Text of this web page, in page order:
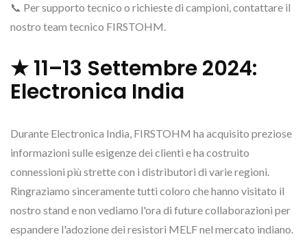
📞 Per supporto tecnico o richieste di campioni, contattare il
nostro team tecnico FIRSTOHM.
★ 11–13 Settembre 2024:
Electronica India
Durante Electronica India, FIRSTOHM ha acquisito preziose
informazioni sulle esigenze dei clienti e ha costruito
connessioni più strette con i distributori di varie regioni.
Ringraziamo sinceramente tutti coloro che hanno visitato il
nostro stand e non vediamo l'ora di future collaborazioni per
espandere l'adozione dei resistori MELF nel mercato indiano.